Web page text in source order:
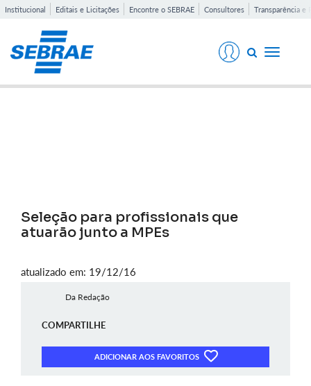
Institucional Editais e Licitações Encontre o SEBRAE Consultores Transparência e
Toggle
Seleção para profissionais que
atuarão junto a MPEs
atualizado em: 19/12/16
Da Redação
COMPARTILHE
ADICIONAR AOS FAVORITOS